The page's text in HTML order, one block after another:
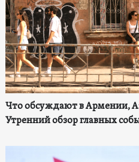
Что обсуждают в Армении,
Утренний обзор главных